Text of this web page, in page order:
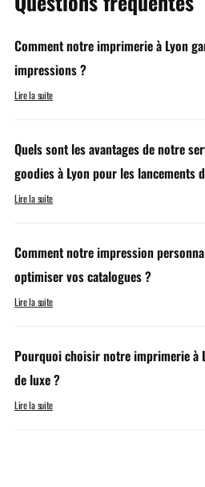
Comment notre imprimerie à Lyon
impressions ?
Lire la suite
Quels sont les avantages de notre
goodies à Lyon pour les lancements
Lire la suite
Comment notre impression
optimiser vos catalogues ?
Lire la suite
Pourquoi choisir notre imprimerie à
de luxe ?
Lire la suite